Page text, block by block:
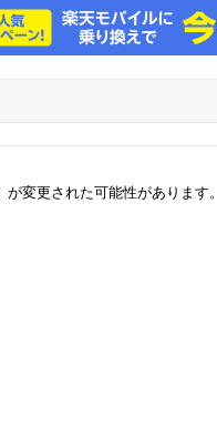
変更された可能性があります。